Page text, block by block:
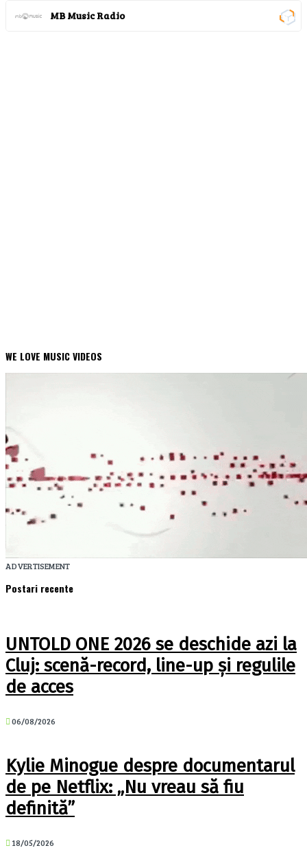
MB Music Radio
WE LOVE MUSIC VIDEOS
ADVERTISEMENT
Postari recente
UNTOLD ONE 2026 se deschide azi la
Cluj: scenă-record, line-up și regulile
de acces
06/08/2026
Kylie Minogue despre documentarul
de pe Netflix: „Nu vreau să fiu
definită”
18/05/2026